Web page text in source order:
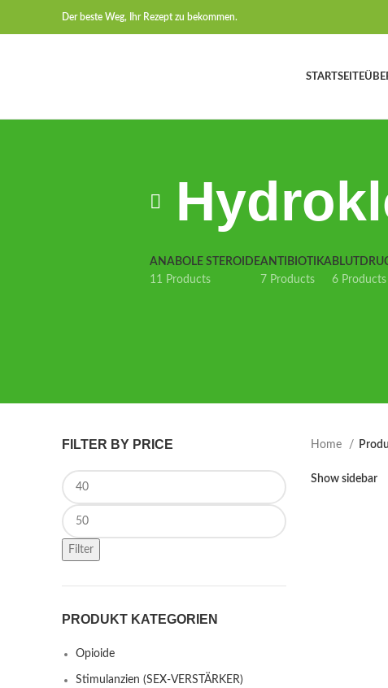
Der beste Weg, Ihr Rezept zu bekommen.
STARTSEITE
ANABOLE STEROIDE
11 Products
ANTIBIOTIKA
7 Products
6 Products
FILTER BY PRICE
Min price
Max price
Filter
PRODUKT KATEGORIEN
Opioide
Stimulanzien (SEX-VERSTÄRKER)
Home
Show sidebar